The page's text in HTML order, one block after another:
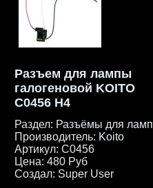
Разъем для лампы
галогеновой KOITO
C0456 H4
Раздел: Разъёмы для ламп
Производитель: Koito
Артикул:C0456
Цена:480 Руб
Создал: Super User